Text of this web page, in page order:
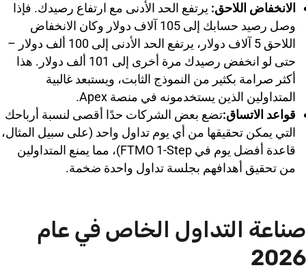
الانخفاض اللاحق: يرتفع الحد الأدنى مع ارتفاع رصيدك. فإذا
وصل رصيد حسابك إلى 105 آلاف دولار وكان الانخفاض
اللاحق 5 آلاف دولار، يرتفع الحد الأدنى إلى 100 ألف دولار –
حتى لو انخفض رصيدك مرة أخرى إلى 101 ألف دولار. هذا
أكثر صرامة بكثير من النموذج الثابت، ويستبعد غالبية
المتداولين الذين يستخدمونه في منصة Apex.
قواعد الاتساق:تضع بعض الشركات حدًا أقصى لنسبة أرباحك
التي يمكن تحقيقها من أي يوم تداول واحد (على سبيل المثال،
قاعدة أفضل يوم في FTMO 1-Step)، مما يمنع المتداولين
من تحقيق أهدافهم بجلسة تداول واحدة ضخمة.
صناعة التداول الخاص في عام
2026